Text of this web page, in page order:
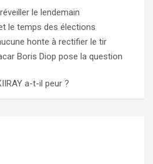
le lendemain
le temps des élections
honte à rectifier le tir
Boris Diop pose la question
a-t-il peur ?